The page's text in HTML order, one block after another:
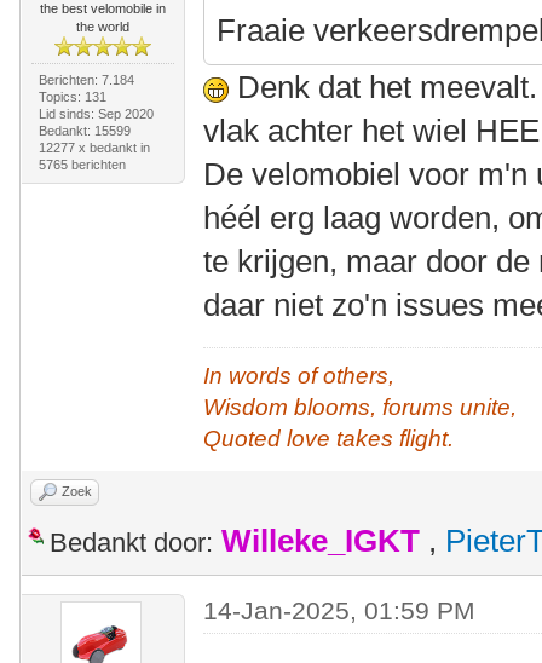
the best velomobile in
the world
Berichten: 7.184
Topics: 131
Lid sinds: Sep 2020
Bedankt: 15599
12277 x bedankt in
5765 berichten
Fraaie
Denk dat het
vlak achter het wiel
De velomobiel voor
héél erg laag worden,
te krijgen, maar door
daar niet zo'n issues
In words of others,
Wisdom blooms, forums unite,
Quoted love takes flight.
Zoek
Bedankt door: Willeke_IGKT ,
14-Jan-2025, 01:59 PM